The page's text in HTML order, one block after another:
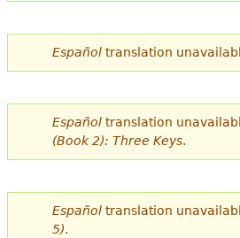
Españoltranslation
Españoltranslation
(Book 2): Three Keys.
Españoltranslation
5).